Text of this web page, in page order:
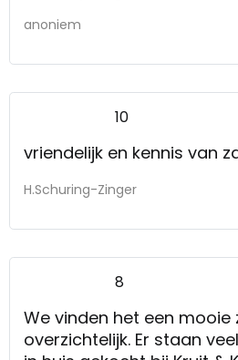
anoniem
10
vriendelijk en kennis van
H.Schuring-Zinger
8
We vinden het een mooie
overzichtelijk. Er staan veel meubels bij ons